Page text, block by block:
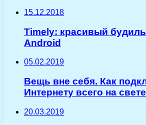
15.12.2018
Timely: красивый
Android
05.02.2019
Вещь вне себя. Как
Интернету всего на
20.03.2019